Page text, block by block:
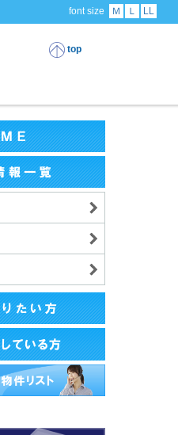
top
font size Ｍ Ｌ LL